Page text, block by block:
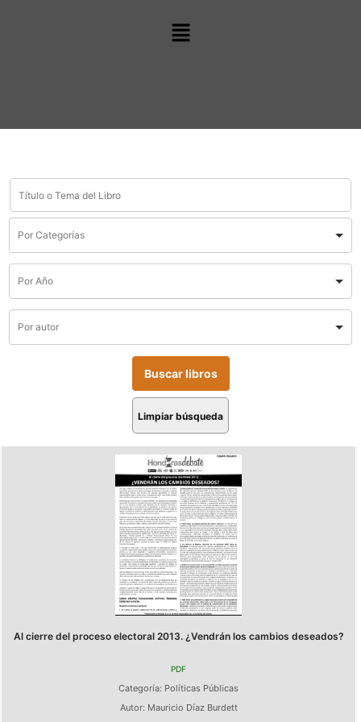
Limpiar búsqueda
Al cierre del proceso electoral 2013. ¿Vendrán los cambios deseados?
PDF
Categoría: Políticas Públicas
Autor: Mauricio Díaz Burdett